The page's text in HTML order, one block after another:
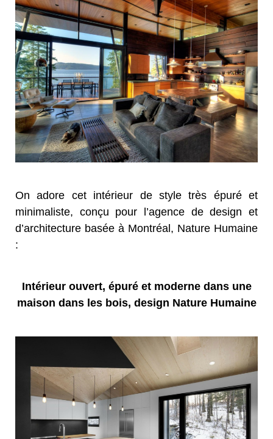
On adore cet intérieur de style très épuré et
minimaliste, conçu pour l’agence de design et
d’architecture basée à Montréal, Nature Humaine
:
Intérieur ouvert, épuré et moderne dans une
maison dans les bois, design Nature Humaine